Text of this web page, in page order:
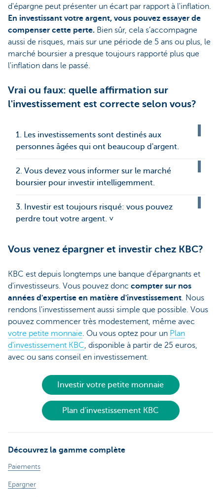
d'épargne peut présenter un écart par rapport à l'inflation.
En investissant votre argent, vous pouvez essayer de
compenser cette perte. Bien sûr, cela s’accompagne
aussi de risques, mais sur une période de 5 ans ou plus, le
marché boursier a presque toujours rapporté plus que
l'inflation dans le passé.
Vrai ou faux: quelle affirmation sur
l'investissement est correcte selon vous?
1. Les investissements sont destinés aux
personnes âgées qui ont beaucoup d'argent.
2. Vous devez vous informer sur le marché
boursier pour investir intelligemment.
3. Investir est toujours risqué: vous pouvez
perdre tout votre argent. ˅
Vous venez épargner et investir chez KBC?
KBC est depuis longtemps une banque d'épargnants et
d'investisseurs. Vous pouvez donc compter sur nos
années d'expertise en matière d'investissement. Nous
rendons l'investissement aussi simple que possible. Vous
pouvez commencer très modestement, même avec
votre petite monnaie. Ou vous optez pour un Plan
d'investissement KBC, disponible à partir de 25 euros,
avec ou sans conseil en investissement.
Investir votre petite monnaie
Plan d'investissement KBC
Découvrez la gamme complète
Paiements
Epargner